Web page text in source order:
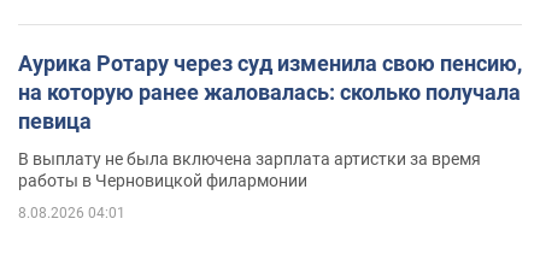
Аурика Ротару через суд изменила свою пенсию,
на которую ранее жаловалась: сколько получала
певица
В выплату не была включена зарплата артистки за время
работы в Черновицкой филармонии
8.08.2026 04:01